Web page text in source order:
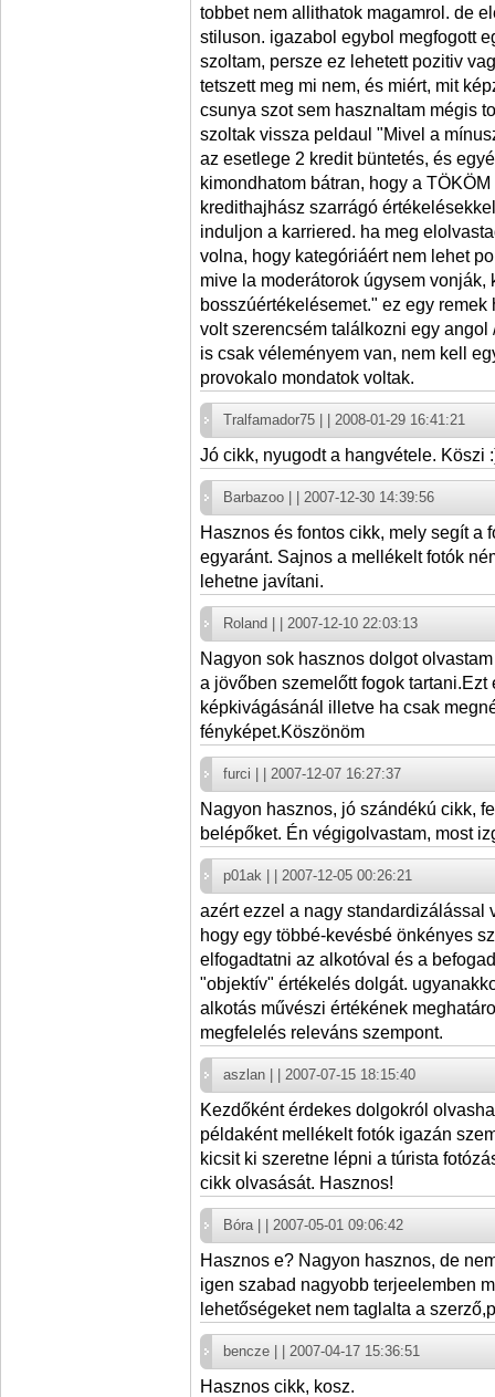
tobbet nem allithatok magamrol. de
stiluson. igazabol egybol megfogott
szoltam, persze ez lehetett pozitiv
tetszett meg mi nem, és miért, mit
csunya szot sem hasznaltam mégis
szoltak vissza peldaul "Mivel a
az esetlege 2 kredit büntetés, és
kimondhatom bátran, hogy a
kredithajhász szarrágó
induljon a karriered. ha meg
volna, hogy kategóriáért nem lehet
mive la moderátorok úgysem
bosszúértékelésemet." ez egy
volt szerencsém találkozni egy
is csak véleményem van, nem kell
provokalo mondatok voltak.
Tralfamador75 | | 2008-01-29 16:41:21
Jó cikk, nyugodt a hangvétele. Köszi
Barbazoo | | 2007-12-30 14:39:56
Hasznos és fontos cikk, mely segít a
egyaránt. Sajnos a mellékelt fotók
lehetne javítani.
Roland | | 2007-12-10 22:03:13
Nagyon sok hasznos dolgot
a jövőben szemelőtt fogok tartani.Ezt
képkivágásánál illetve ha csak
fényképet.Köszönöm
furci | | 2007-12-07 16:27:37
Nagyon hasznos, jó szándékú cikk,
belépőket. Én végigolvastam, most
p01ak | | 2007-12-05 00:26:21
azért ezzel a nagy standardizálással
hogy egy többé-kevésbé önkényes
elfogadtatni az alkotóval és a
"objektív" értékelés dolgát.
alkotás művészi értékének
megfelelés releváns szempont.
aszlan | | 2007-07-15 18:15:40
Kezdőként érdekes dolgokról
példaként mellékelt fotók igazán
kicsit ki szeretne lépni a túrista
cikk olvasását. Hasznos!
Bóra | | 2007-05-01 09:06:42
Hasznos e? Nagyon hasznos, de
igen szabad nagyobb terjeelemben
lehetőségeket nem taglalta a
bencze | | 2007-04-17 15:36:51
Hasznos cikk, kosz.